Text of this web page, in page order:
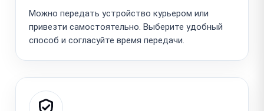
Можно передать устройство курьером или
привезти самостоятельно. Выберите удобный
способ и согласуйте время передачи.